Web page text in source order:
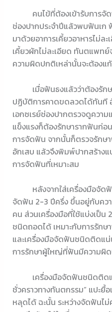
คนไข้ที่ต้องเข้ารับการจัด
ช่องปากประจำปีแล้วพบฟันเก
มาด้วยอาการเคี้ยวอาหารไม่ล
เคี้ยวผักไม่ละเอียด ทันตแพทย์
ความผิดปกติเหล่านั้นจะต้องแ
เมื่อฟันธงแล้วว่าต้องรักษ
ปฏิบัติการคาดขดลวดได้ทันที
เอกซเรย์ช่องปากตรวจดูควา
แข็งแรงก็ต้องรักษารากฟันก่อ
การจัดฟัน จากนั้นก็ตรวจรักษ
อักเสบ แล้วจึงพิมพ์ปากสร้างแ
การจัดฟันที่เหมาะสม
หลังจากใส่เครื่องมือจัดฟัน
จัดฟัน 2-3 ปีครึ่ง ขึ้นอยู่กับค
คน ส่วนเครื่องมือที่ใช้แบ่งเป็น
ชนิดถอดได้ เหมาะกับการรักษ
และเครื่องมือจัดฟันชนิดติดแน่
การรักษาผู้ใหญ่ที่ฟันมีความผิ
เครื่องมือจัดฟันชนิดติดแ
ชั่วคราวทางทันตกรรม” แปะยื้
หลุดได้ ฉะนั้น ระหว่างจัดฟันไ